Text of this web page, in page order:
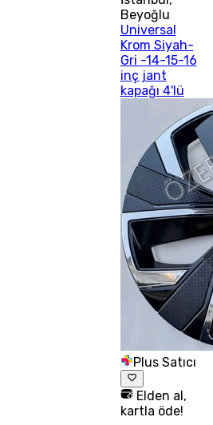
Beyoğlu
Universal
Krom Siyah-
Gri -14-15-16
inç jant
kapağı 4'lü
Plus Satıcı
Elden al,
kartla öde!